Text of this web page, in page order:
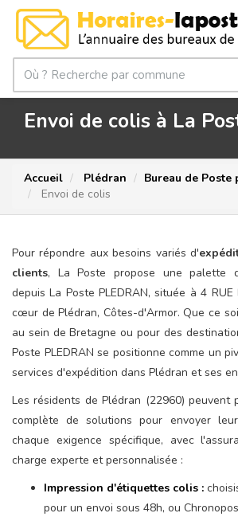
Envoi de colis à La
Accueil Plédran
Bureau de Poste
Envoi de colis
Pour répondre aux besoins variés d'
clients, La Poste propose une palette
depuis La Poste PLEDRAN, située à 4 RUE
cœur de Plédran, Côtes-d'Armor. Que ce
au sein de Bretagne ou pour des
Poste PLEDRAN se positionne comme un
services d'expédition dans Plédran et ses
Les résidents de Plédran (22960) peuvent
complète de solutions pour envoyer
chaque exigence spécifique, avec
charge experte et personnalisée :
Impression d'étiquettes colis :
pour un envoi sous 48h, ou